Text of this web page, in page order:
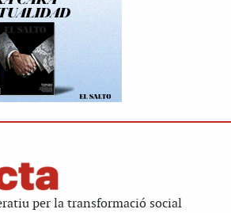
per la transformació social